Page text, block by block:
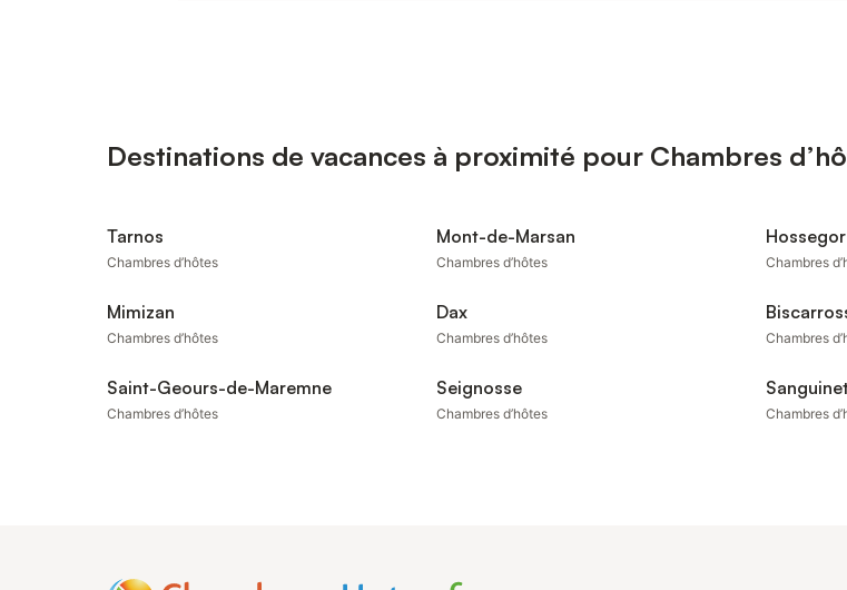
Destinations de vacances à proximité pour Chambres
Tarnos
Chambres d’hôtes
Mont-de-Marsan
Chambres d’hôtes
Hossegor
Chambres
Mimizan
Chambres d’hôtes
Dax
Chambres d’hôtes Chambres
Saint-Geours-de-Maremne
Chambres d’hôtes
Seignosse
Chambres d’hôtes Chambres